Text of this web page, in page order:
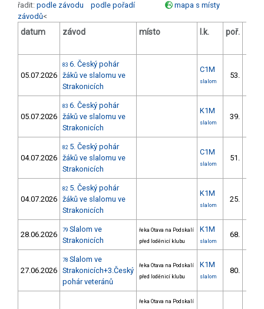
řadit: podle závodu podle pořadí
mapa s místy
závodů<
datum závod místo l.k. poř.
05.07.2026
83 6. Český pohár
žáků ve slalomu ve
Strakonicích
C1M
slalom
53.
05.07.2026
83 6. Český pohár
žáků ve slalomu ve
Strakonicích
K1M
slalom
39.
04.07.2026
82 5. Český pohár
žáků ve slalomu ve
Strakonicích
C1M
slalom
51.
04.07.2026
82 5. Český pohár
žáků ve slalomu ve
Strakonicích
K1M
slalom
25.
28.06.2026 79 Slalom ve
Strakonicích
řeka Otava na Podskalí
před loděnicí klubu
K1M
slalom
68.
27.06.2026
78 Slalom ve
Strakonicích+3.Český
pohár veteránů
řeka Otava na Podskalí
před loděnicí klubu
K1M
slalom
80.
řeka Otava na Podskalí